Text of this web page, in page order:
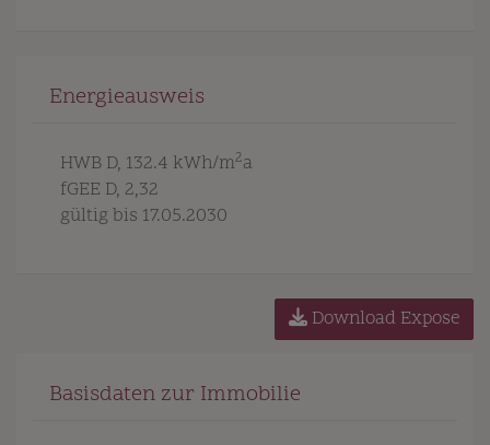
Energieausweis
HWB D, 132.4 kWh/m2a
fGEE D, 2,32
gültig bis 17.05.2030
Download Expose
Basisdaten zur Immobilie